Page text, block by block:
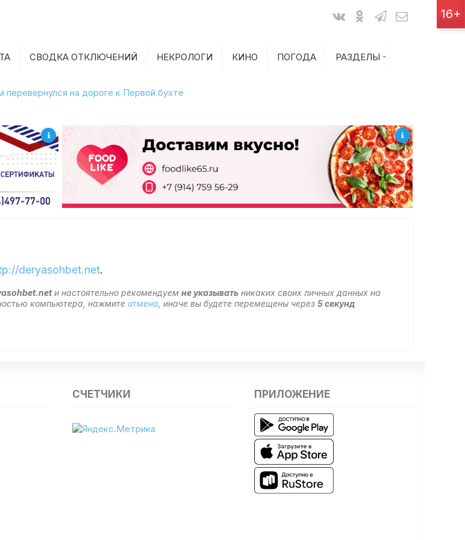
СВОДКА ОТКЛЮЧЕНИЙ НЕКРОЛОГИ КИНО ПОГОДА РАЗДЕЛЫ
Показания счетчиков
Билеты на поезд
на дороге к Первой бухте
deryasohbet.net.
и настоятельно рекомендуемне указывать никаких своих личных данных на
компьютера, нажмитеотмена , иначе вы будете перемещены через5секунд
СЧЕТЧИКИ ПРИЛОЖЕНИЕ
16+